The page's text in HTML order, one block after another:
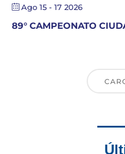
Ago 15 - 17 2026
89° CAMPEONATO